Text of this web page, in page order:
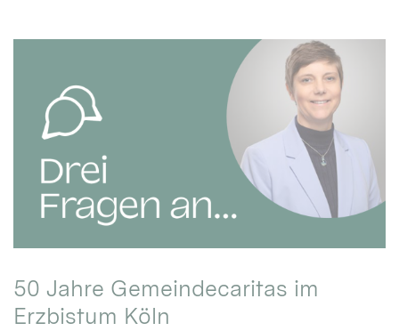
50 Jahre Gemeindecaritas im
Erzbistum Köln